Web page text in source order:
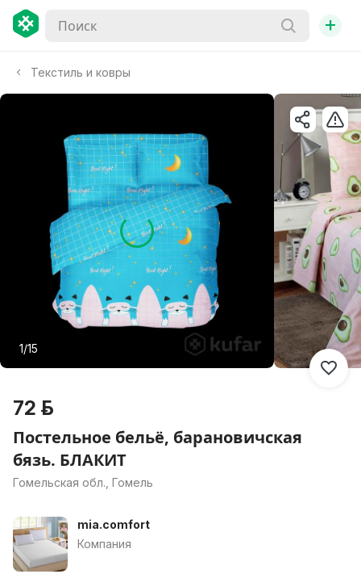
+
Текстиль и ковры
1/15
72 р.
Постельное бельё, барановичская
бязь. БЛАКИТ
Гомельская обл., Гомель
mia.comfort
Компания